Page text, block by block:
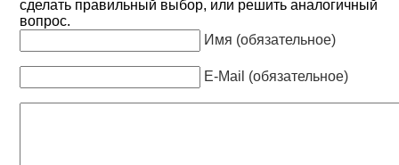
сделать правильный выбор, или решить аналогичный
вопрос.
Имя (обязательное)
E-Mail (обязательное)